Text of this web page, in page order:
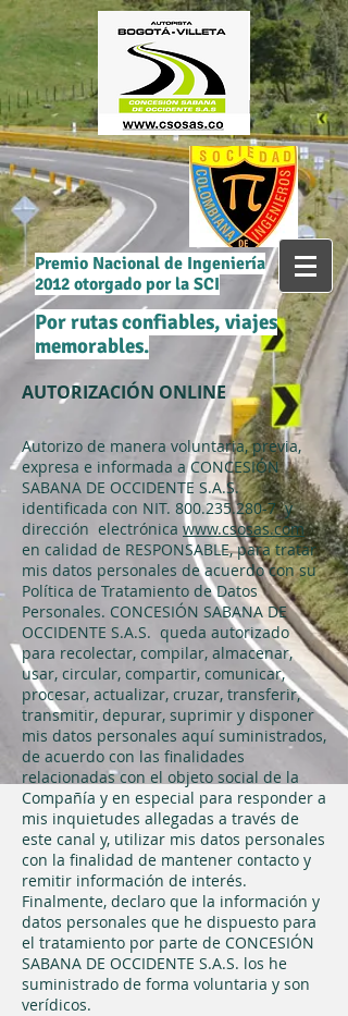
Premio Nacional de Ingeniería
2012 otorgado por la SCI
Por rutas confiables, viajes
memorables.
AUTORIZACIÓN ONLINE
Autorizo de manera voluntaria, previa,
expresa e informada a CONCESIÓN
SABANA DE OCCIDENTE S.A.S.
identificada con NIT. 800.235.280-7y
dirección electrónica www.csosas.com
en calidad de RESPONSABLE, para tratar
mis datos personales de acuerdo con su
Política de Tratamiento de Datos
Personales. CONCESIÓN SABANA DE
OCCIDENTE S.A.S. queda autorizado
para recolectar, compilar, almacenar,
usar, circular, compartir, comunicar,
procesar, actualizar, cruzar, transferir,
transmitir, depurar, suprimir y disponer
mis datos personales aquí suministrados,
de acuerdo con las finalidades
relacionadas con el objeto social de la
Compañía y en especial para responder a
mis inquietudes allegadas a través de
este canal y, utilizar mis datos personales
con la finalidad de mantener contacto y
remitir información de interés.
Finalmente, declaro que la información y
datos personales que he dispuesto para
el tratamiento por parte de CONCESIÓN
SABANA DE OCCIDENTE S.A.S. los he
suministrado de forma voluntaria y son
verídicos.